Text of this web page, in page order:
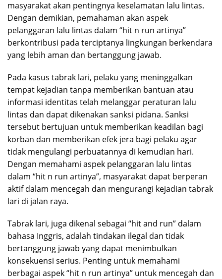
masyarakat akan pentingnya keselamatan lalu lintas.
Dengan demikian, pemahaman akan aspek
pelanggaran lalu lintas dalam “hit n run artinya”
berkontribusi pada terciptanya lingkungan berkendara
yang lebih aman dan bertanggung jawab.
Pada kasus tabrak lari, pelaku yang meninggalkan
tempat kejadian tanpa memberikan bantuan atau
informasi identitas telah melanggar peraturan lalu
lintas dan dapat dikenakan sanksi pidana. Sanksi
tersebut bertujuan untuk memberikan keadilan bagi
korban dan memberikan efek jera bagi pelaku agar
tidak mengulangi perbuatannya di kemudian hari.
Dengan memahami aspek pelanggaran lalu lintas
dalam “hit n run artinya”, masyarakat dapat berperan
aktif dalam mencegah dan mengurangi kejadian tabrak
lari di jalan raya.
Tabrak lari, juga dikenal sebagai “hit and run” dalam
bahasa Inggris, adalah tindakan ilegal dan tidak
bertanggung jawab yang dapat menimbulkan
konsekuensi serius. Penting untuk memahami
berbagai aspek “hit n run artinya” untuk mencegah dan